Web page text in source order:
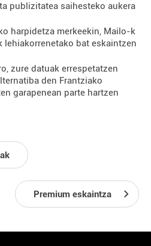
publizitatea saihesteko aukera
harpidetza merkeekin, Mailo-k
lehiakorrenetako bat eskaintzen
zure datuak errespetatzen
den Frantziako
garapenean parte hartzen
Premium eskaintza